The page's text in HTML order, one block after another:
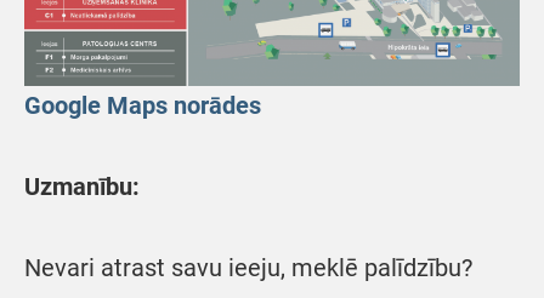
Google Maps norādes
Uzmanību:
Nevari atrast savu ieeju, meklē palīdzību?